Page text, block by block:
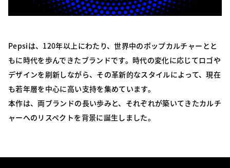
Pepsiは、120年以上にわたり、世界中のポップカルチャーとと
もに時代を歩んできたブランドです。時代の変化に応じてロゴや
デザインを刷新しながら、その革新的なスタイルによって、現在
も若年層を中心に高い支持を集めています。
本作は、両ブランドの長い歩みと、それぞれが築いてきたカルチ
ャーへのリスペクトを背景に誕生しました。